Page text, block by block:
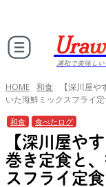
浦和で美味し
HOME 和食
【深川屋
いた海鮮ミックスフライ定
和食 食べたログ
【深川屋や
巻き定食と
スフライ定食